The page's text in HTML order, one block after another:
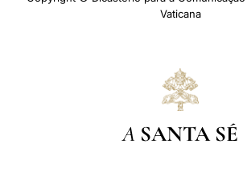
Vaticana
A SANTA SÉ